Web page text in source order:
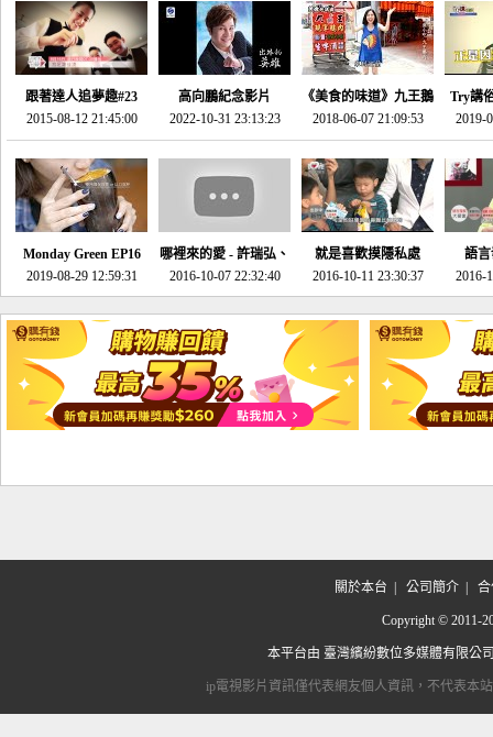
跟著達人追夢趣#23
promo-我想開間咖啡
館(謝佳凌)
2015-08-12 21:45:00
高向鵬紀念影片
2022-10-31 23:13:23
《美食的味道》九王鵝
肉
2018-06-07 21:09:53
Try講
2019-
Monday Green EP16
超意外~環保原來可以
邊玩邊做！
2019-08-29 12:59:31
哪裡來的愛 - 許瑞弘、
李其芬
2016-10-07 22:32:40
就是喜歡摸隱私處
2016-10-11 23:30:37
語
2016-
關於本台 公司簡介| 合
Copyright © 2011-
本平台由 臺灣繽紛數位多媒體有限公
ip電視影片資訊僅代表網友個人資訊，不代表本